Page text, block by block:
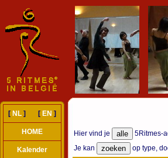
[ NL ] [ EN ]
HOME
Kalender
Hier vind je
5Ritmes-
Je kan
op type,